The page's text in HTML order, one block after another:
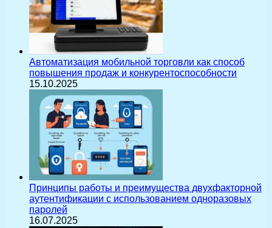
Автоматизация мобильной торговли как способ
повышения продаж и конкурентоспособности
15.10.2025
Принципы работы и преимущества двухфакторной
аутентификации с использованием одноразовых
паролей
16.07.2025